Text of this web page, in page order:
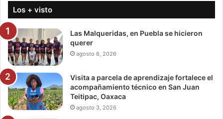
Los + visto
Las Malqueridas, en Puebla se hicieron
querer
agosto 8, 2026
Visita a parcela de aprendizaje fortalece el
acompañamiento técnico en San Juan
Teitipac, Oaxaca
agosto 3, 2026